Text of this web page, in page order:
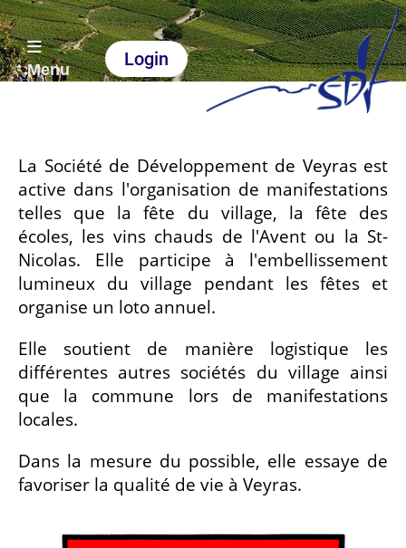
Login
Menu
La Société de Développement de Veyras est
active dans l'organisation de manifestations
telles que la fête du village, la fête des
écoles, les vins chauds de l'Avent ou la St-
Nicolas. Elle participe à l'embellissement
lumineux du village pendant les fêtes et
organise un loto annuel.
Elle soutient de manière logistique les
différentes autres sociétés du village ainsi
que la commune lors de manifestations
locales.
Dans la mesure du possible, elle essaye de
favoriser la qualité de vie à Veyras.